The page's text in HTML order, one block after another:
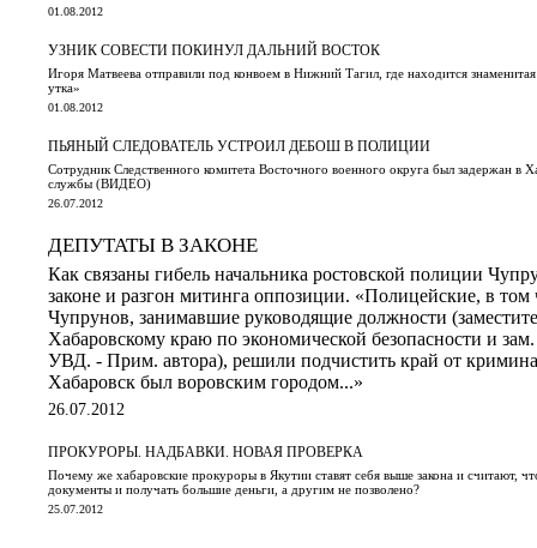
01.08.2012
УЗНИК СОВЕСТИ ПОКИНУЛ ДАЛЬНИЙ ВОСТОК
Игоря Матвеева отправили под конвоем в Нижний Тагил, где находится
утка»
01.08.2012
ПЬЯНЫЙ СЛЕДОВАТЕЛЬ УСТРОИЛ ДЕБОШ В ПОЛИЦИИ
Сотрудник Следственного комитета Восточного военного округа был задержан в
службы (ВИДЕО)
26.07.2012
ДЕПУТАТЫ В ЗАКОНЕ
Как связаны гибель начальника ростовской полиции
законе и разгон митинга оппозиции. «Полицейские, в том
Чупрунов, занимавшие руководящие должности
Хабаровскому краю по экономической безопасности и
УВД. - Прим. автора), решили подчистить край от
Хабаровск был воровским городом...»
26.07.2012
ПРОКУРОРЫ. НАДБАВКИ. НОВАЯ ПРОВЕРКА
Почему же хабаровские прокуроры в Якутии ставят себя выше закона и считают,
документы и получать большие деньги, а другим не позволено?
25.07.2012